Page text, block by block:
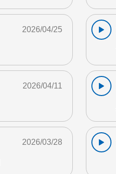
2026/04/25
2026/04/11
2026/03/28